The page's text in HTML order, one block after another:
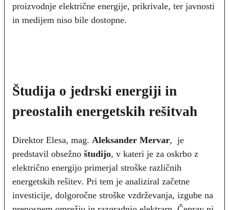
proizvodnje električne energije, prikrivale, ter javnosti
in medijem niso bile dostopne.
Študija o jedrski energiji in
preostalih energetskih rešitvah
Direktor Elesa, mag. Aleksander Mervar, je
predstavil obsežno študijo, v kateri je za oskrbo z
električno energijo primerjal stroške različnih
energetskih rešitev. Pri tem je analiziral začetne
investicije, dolgoročne stroške vzdrževanja, izgube na